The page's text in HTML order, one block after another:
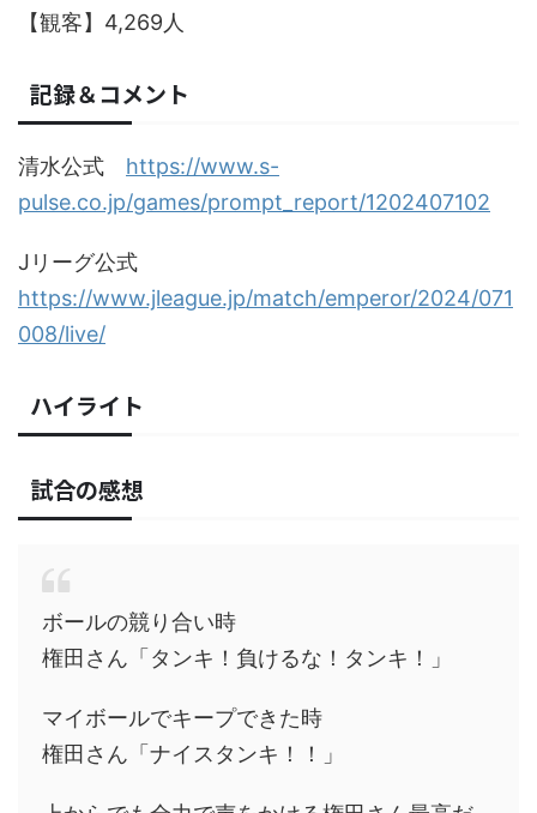
【観客】4,269人
記録＆コメント
清水公式 https://www.s-
pulse.co.jp/games/prompt_report/1202407102
Jリーグ公式
https://www.jleague.jp/match/emperor/2024/071
008/live/
ハイライト
試合の感想
ボールの競り合い時
権田さん「タンキ！負けるな！タンキ！」
マイボールでキープできた時
権田さん「ナイスタンキ！！」